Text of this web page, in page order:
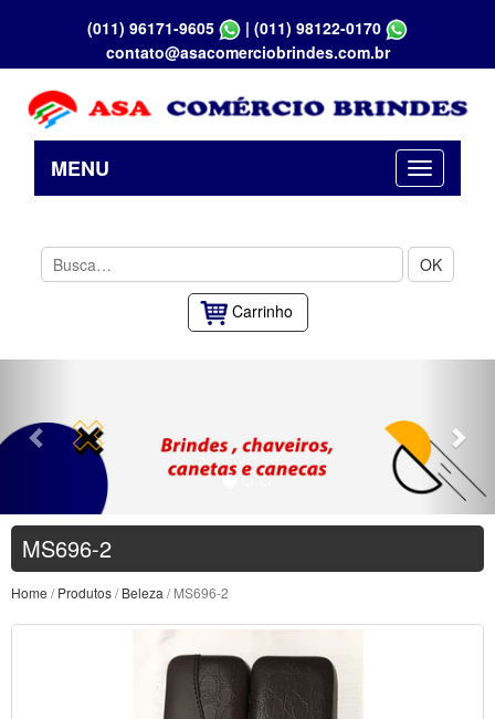
(011) 96171-9605 | (011) 98122-0170
contato@asacomerciobrindes.com.br
MENU
OK
Carrinho
MS696-2
Home /Produtos/Beleza / MS696-2